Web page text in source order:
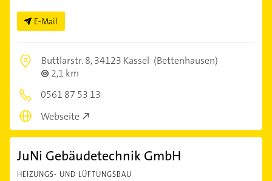
E-Mail
Buttlarstr. 8,34123 Kassel (Bettenhausen)
2,1 km
0561 87 53 13
Webseite
JuNi Gebäudetechnik GmbH
HEIZUNGS- UND LÜFTUNGSBAU